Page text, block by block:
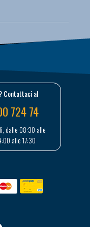
Contattaci al
724 74
dalle 08:30 alle
alle 17:30